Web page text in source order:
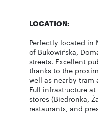
LOCATION:
Perfectly located in
of Bukowińska,
streets. Excellent
thanks to the
well as nearby tram
Full infrastructure
stores (Biedronka,
restaurants, and